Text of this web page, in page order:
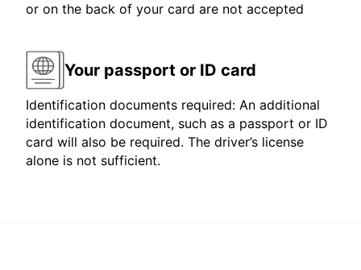
or on the back of your card are not accepted
Your passport or ID card
Identification documents required: An additional
identification document, such as a passport or ID
card will also be required. The driver’s license
alone is not sufficient.